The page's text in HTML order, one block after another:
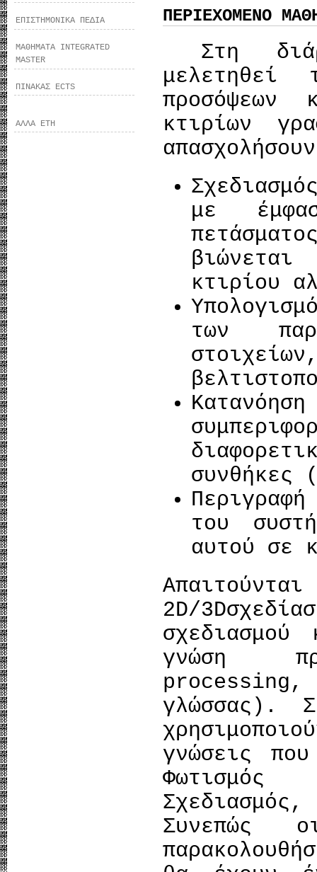
ΕΠΙΣΤΗΜΟΝΙΚΑ ΠΕΔΙΑ
ΜΑΘΗΜΑΤΑ INTEGRATED
MASTER
ΠΙΝΑΚΑΣ ECTS
ΑΛΛΑ ΕΤΗ
ΠΕΡΙΕΧΟΜΕΝΟ
Στη
μελετηθεί
προσόψεων
κτιρίων
με
κτιρίου
των
συνθήκες
του
αυτού σε
2D/
γνώση
γλώσσας).
γνώσεις
Φωτισμός
Συνεπώς